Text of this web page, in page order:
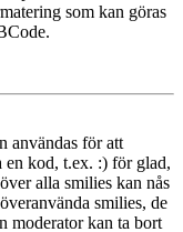
som kan göras
användas för att
en kod, t.ex. :) för glad,
alla smilies kan nås
smilies, de
moderator kan ta bort